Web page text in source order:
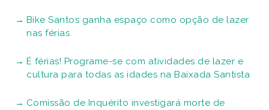
Bike Santos ganha espaço como opção de lazer
nas férias
É férias! Programe-se com atividades de lazer e
cultura para todas as idades na Baixada Santista
Comissão de Inquérito investigará morte de